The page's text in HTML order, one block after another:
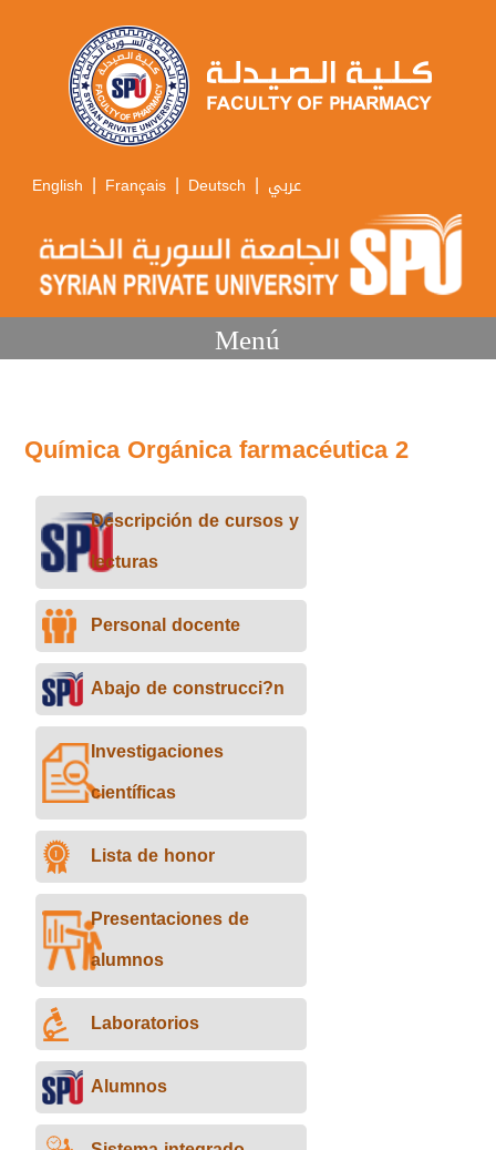
English | Français | Deutsch | عربي
Menú
Química Orgánica farmacéutica 2
Descripción de cursos y
lecturas
Personal docente
Abajo de construcci?n
Investigaciones
científicas
Lista de honor
Presentaciones de
alumnos
Laboratorios
Alumnos